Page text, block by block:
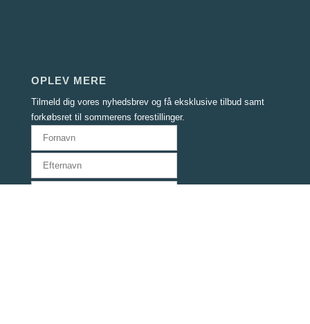
OPLEV MERE
Tilmeld dig vores nyhedsbrev og få eksklusive tilbud samt
forkøbsret til sommerens forestillinger.